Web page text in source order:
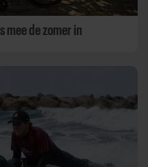
mee de zomer in